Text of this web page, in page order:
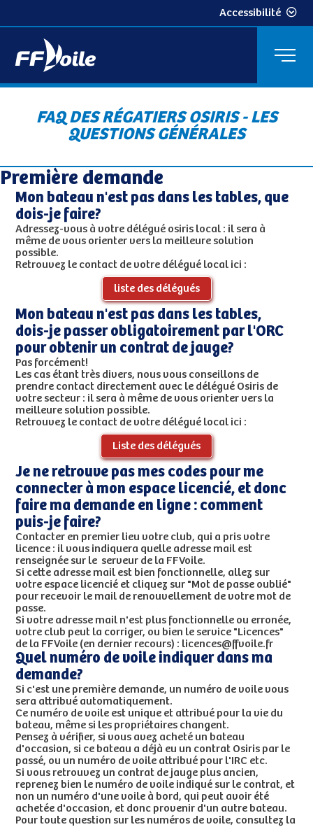
Accessibilité
FAQ DES RÉGATIERS OSIRIS - LES
QUESTIONS GÉNÉRALES
Première demande
Mon bateau n'est pas dans les tables, que
dois-je faire?
Adressez-vous à votre délégué osiris local : il sera à
même de vous orienter vers la meilleure solution
possible.
Retrouvez le contact de votre délégué local ici :
liste des délégués
Mon bateau n'est pas dans les tables,
dois-je passer obligatoirement par l'ORC
pour obtenir un contrat de jauge?
Pas forcément!
Les cas étant très divers, nous vous conseillons de
prendre contact directement avec le délégué Osiris de
votre secteur : il sera à même de vous orienter vers la
meilleure solution possible.
Retrouvez le contact de votre délégué local ici :
Liste des délégués
Je ne retrouve pas mes codes pour me
connecter à mon espace licencié, et donc
faire ma demande en ligne : comment
puis-je faire?
Contacter en premier lieu votre club, qui a pris votre
licence : il vous indiquera quelle adresse mail est
renseignée sur le serveur de la FFVoile.
Si cette adresse mail est bien fonctionnelle, allez sur
votre espace licencié et cliquez sur "Mot de passe oublié"
pour recevoir le mail de renouvellement de votre mot de
passe.
Si votre adresse mail n'est plus fonctionnelle ou erronée,
votre club peut la corriger, ou bien le service "Licences"
de la FFVoile (en dernier recours) : licences@ffvoile.fr
Quel numéro de voile indiquer dans ma
demande?
Si c'est une première demande, un numéro de voile vous
sera attribué automatiquement.
Ce numéro de voile est unique et attribué pour la vie du
bateau, même si les propriétaires changent.
Pensez à vérifier, si vous avez acheté un bateau
d'occasion, si ce bateau a déjà eu un contrat Osiris par le
passé, ou un numéro de voile attribué pour l'IRC etc.
Si vous retrouvez un contrat de jauge plus ancien,
reprenez bien le numéro de voile indiqué sur le contrat, et
non un numéro d'une voile à bord, qui peut avoir été
achetée d'occasion, et donc provenir d'un autre bateau.
Pour toute question sur les numéros de voile, consultez la